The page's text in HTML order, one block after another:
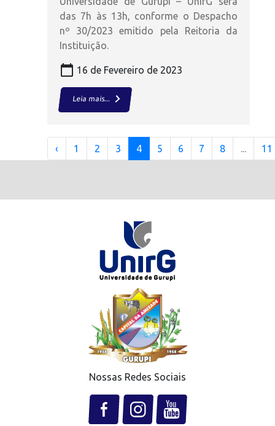
das 7h às 13h, conforme o Despacho
nº 30/2023 emitido pela Reitoria da
Instituição.
calendar_today 16 de Fevereiro de 2023
Leia mais...keyboard_arrow_right
‹ 1 2 3 4 5 6 7 8 ... 11
Nossas Redes Sociais